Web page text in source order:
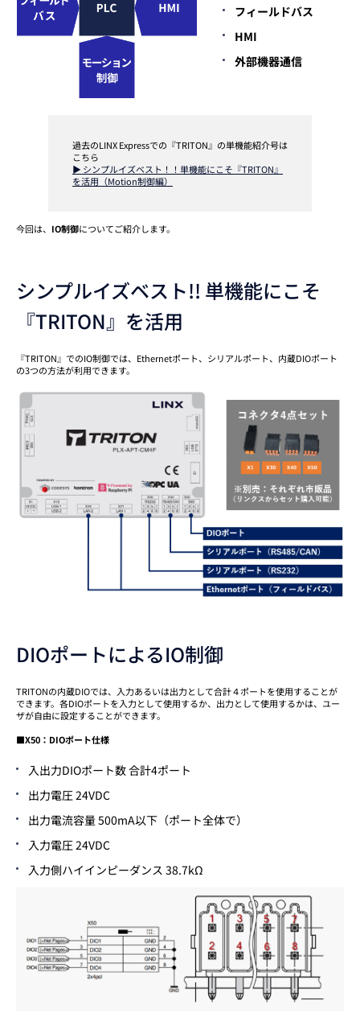
フィールドバス
HMI
外部機器通信
過去のLINX Expressでの『TRITON』の単機能紹介号は
こちら
▶ シンプルイズベスト！！単機能にこそ『TRITON』
を活用（Motion制御編）
今回は、 IO制御についてご紹介します。
シンプルイズベスト!! 単機能にこそ
『TRITON』を活用
『TRITON』でのIO制御では、Ethernetポート、シリアルポート、内蔵DIOポート
の3つの方法が利用できます。
DIOポートによるIO制御
TRITONの内蔵DIOでは、入力あるいは出力として合計４ポートを使用することが
できます。各DIOポートを入力として使用するか、出力として使用するかは、ユー
ザが自由に設定することができます。
■X50：DIOポート仕様
入出力DIOポート数 合計4ポート
出力電圧 24VDC
出力電流容量 500mA以下（ポート全体で）
入力電圧 24VDC
入力側ハイインピーダンス 38.7kΩ